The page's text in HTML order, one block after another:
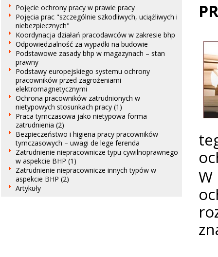
Pojęcie ochrony pracy w prawie pracy
Pojęcia prac "szczególnie szkodliwych, uciążliwych i
niebezpiecznych"
Koordynacja działań pracodawców w zakresie bhp
Odpowiedzialność za wypadki na budowie
Podstawowe zasady bhp w magazynach – stan
prawny
Podstawy europejskiego systemu ochrony
pracowników przed zagrożeniami
elektromagnetycznymi
Ochrona pracowników zatrudnionych w
nietypowych stosunkach pracy (1)
Praca tymczasowa jako nietypowa forma
zatrudnienia (2)
Bezpieczeństwo i higiena pracy pracowników
tymczasowych – uwagi de lege ferenda
Zatrudnienie niepracownicze typu cywilnoprawnego
w aspekcie BHP (1)
Zatrudnienie niepracownicze innych typów w
aspekcie BHP (2)
Artykuły